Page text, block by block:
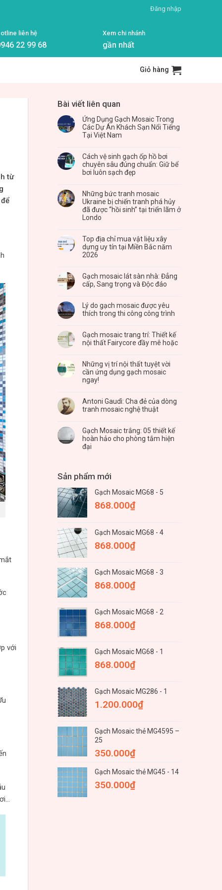
Đăng nhập
liên hệ
22 99 68
Xem chi nhánh
gần nhất
Giỏ hàng
từ
với
Bài viết liên quan
Ứng Dụng Gạch Mosaic Trong
Các Dự Án Khách Sạn Nổi Tiếng
Tại Việt Nam
Cách vệ sinh gạch ốp hồ bơi
chuyên sâu đúng chuẩn: Giữ bể
bơi luôn sạch đẹp
Những bức tranh mosaic
Ukraine bị chiến tranh phá hủy
đã được “hồi sinh” tại triển lãm ở
Londo
Top địa chỉ mua vật liệu xây
dựng uy tín tại Miền Bắc năm
2026
Gạch mosaic lát sàn nhà: Đẳng
cấp, Sang trọng và Độc đáo
Lý do gạch mosaic được yêu
thích trong thi công công trình
Gạch mosaic trang trí: Thiết kế
nội thất Fairycore đầy mê hoặc
Những vị trí nội thất tuyệt vời
cần ứng dụng gạch mosaic
ngay!
Antoni Gaudì: Cha đẻ của dòng
tranh mosaic nghệ thuật
Gạch Mosaic trắng: 05 thiết kế
hoàn hảo cho phòng tắm hiện
đại
Sản phẩm mới
Gạch Mosaic MG68 - 5
868.000₫
Gạch Mosaic MG68 - 4
868.000₫
Gạch Mosaic MG68 - 3
868.000₫
Gạch Mosaic MG68 - 2
868.000₫
Gạch Mosaic MG68 - 1
868.000₫
Gạch Mosaic MG286 - 1
1.200.000₫
Gạch Mosaic thẻ MG4595 –
25
350.000₫
Gạch Mosaic thẻ MG45 - 14
350.000₫